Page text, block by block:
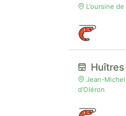
L'oursine
Jean-Michel
d'Oléron